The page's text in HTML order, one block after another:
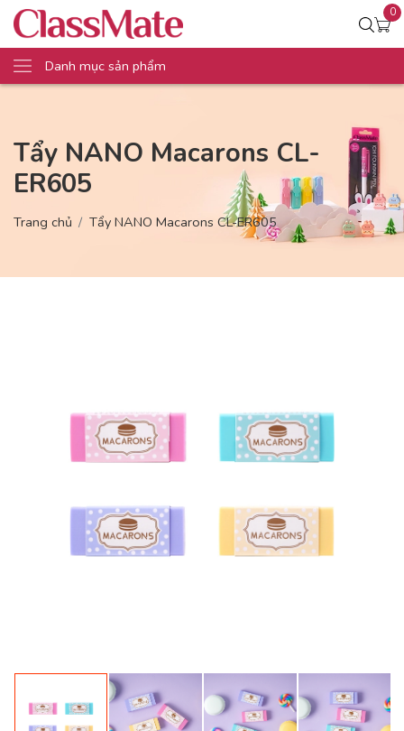
0
Danh mục sản phẩm
Tẩy NANO Macarons CL-
ER605
Trang chủ Tẩy NANO Macarons CL-ER605